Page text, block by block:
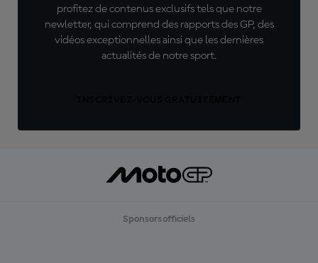
profitez de contenus exclusifs tels que notre
newletter, qui comprend des rapports des GP, des
vidéos exceptionnelles ainsi que les dernières
actualités de notre sport.
Sponsors officiels